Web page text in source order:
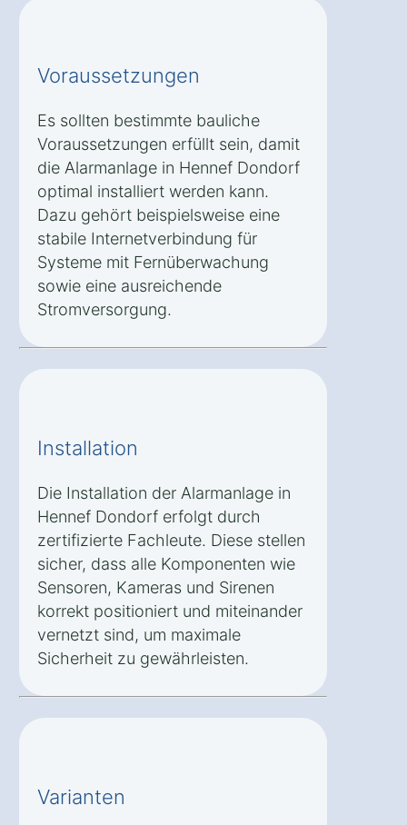
Voraussetzungen
Es sollten bestimmte bauliche
Voraussetzungen erfüllt sein, damit
die Alarmanlage in Hennef Dondorf
optimal installiert werden kann.
Dazu gehört beispielsweise eine
stabile Internetverbindung für
Systeme mit Fernüberwachung
sowie eine ausreichende
Stromversorgung.
Installation
Die Installation der Alarmanlage in
Hennef Dondorf erfolgt durch
zertifizierte Fachleute. Diese stellen
sicher, dass alle Komponenten wie
Sensoren, Kameras und Sirenen
korrekt positioniert und miteinander
vernetzt sind, um maximale
Sicherheit zu gewährleisten.
Varianten